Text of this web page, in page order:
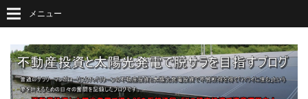
メニュー